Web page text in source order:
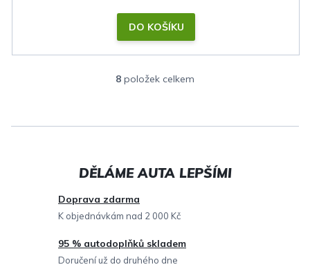
DO KOŠÍKU
O
l
a
í
p
r
8 položek celkem
Doprava zdarma
K objednávkám nad 2 000 Kč
95 % autodoplňků skladem
Doručení už do druhého dne